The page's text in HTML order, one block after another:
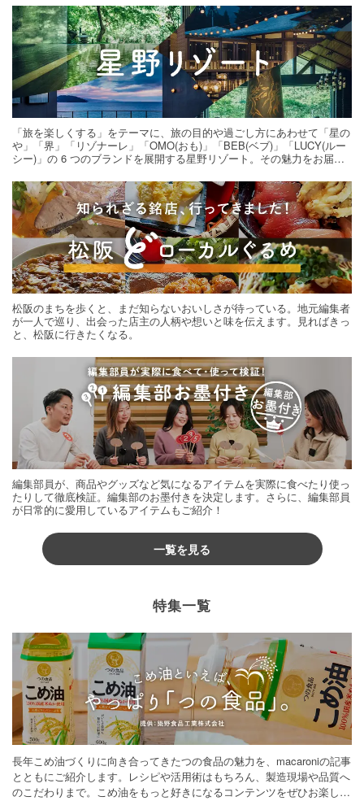
「旅を楽しくする」をテーマに、旅の目的や過ごし方にあわせて「星の
や」「界」「リゾナーレ」「OMO(おも)」「BEB(ベブ)」「LUCY(ルー
シー)」の 6 つのブランドを展開する星野リゾート。その魅力をお届け
松阪のまちを歩くと、まだ知らないおいしさが待っている。地元編集者
が一人で巡り、出会った店主の人柄や想いと味を伝えます。見ればきっ
と、松阪に行きたくなる。
編集部員が、商品やグッズなど気になるアイテムを実際に食べたり使っ
たりして徹底検証。編集部のお墨付きを決定します。さらに、編集部員
が日常的に愛用しているアイテムもご紹介！
一覧を見る
特集一覧
長年こめ油づくりに向き合ってきたつの食品の魅力を、macaroniの記事
とともにご紹介します。レシピや活用術はもちろん、製造現場や品質へ
のこだわりまで。こめ油をもっと好きになるコンテンツをぜひお楽しみ